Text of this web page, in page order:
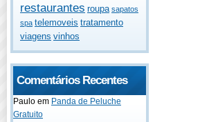
restaurantes roupa sapatos
spa telemoveis tratamento
viagens vinhos
Comentários Recentes
Paulo em Panda de Peluche
Gratuito